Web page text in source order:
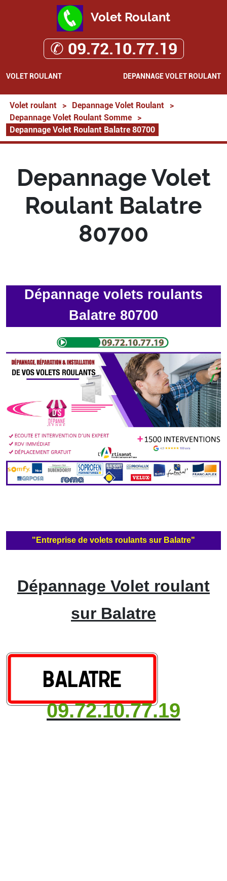
Volet Roulant
✆ 09.72.10.77.19
VOLET ROULANT DEPANNAGE VOLET ROULANT
Volet roulant > Depannage Volet Roulant
>
Depannage Volet Roulant Somme
>
Depannage Volet Roulant Balatre 80700
Depannage Volet
Roulant Balatre
80700
Dépannage volets roulants
Balatre 80700
"Entreprise de volets roulants sur Balatre"
Dépannage Volet roulant
sur Balatre
09.72.10.77.19